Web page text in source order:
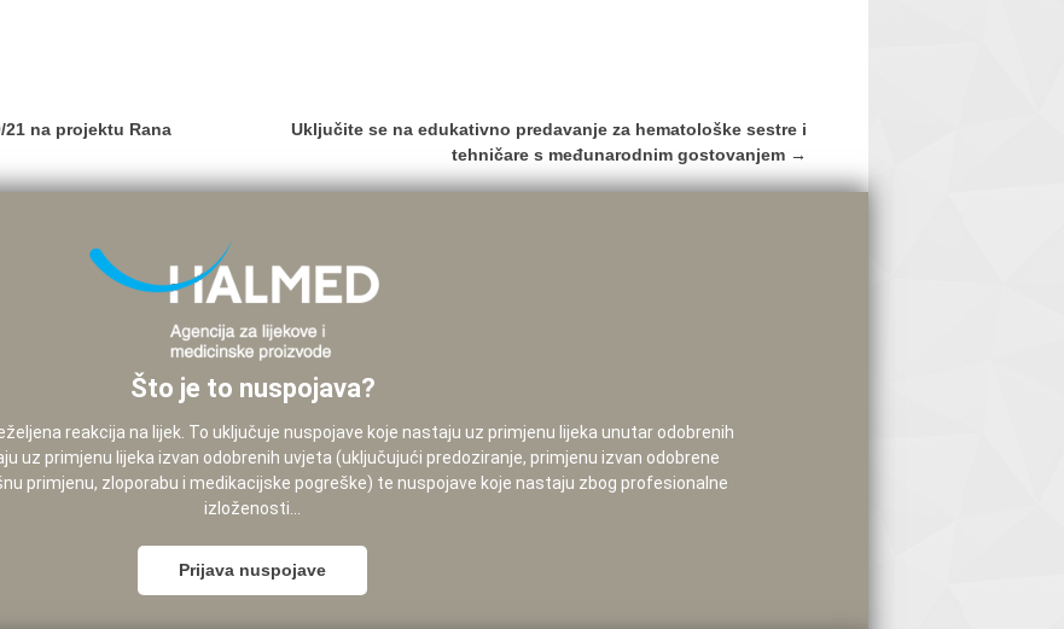
21 na projektu Rana
Uključite se na edukativno predavanje za hematološke sestre i
tehničare s međunarodnim gostovanjem →
Što je to nuspojava?
reakcija na lijek. To uključuje nuspojave koje nastaju uz primjenu lijeka unutar odobrenih
uz primjenu lijeka izvan odobrenih uvjeta (uključujući predoziranje, primjenu izvan odobrene
primjenu, zloporabu i medikacijske pogreške) te nuspojave koje nastaju zbog profesionalne
izloženosti...
Prijava nuspojave